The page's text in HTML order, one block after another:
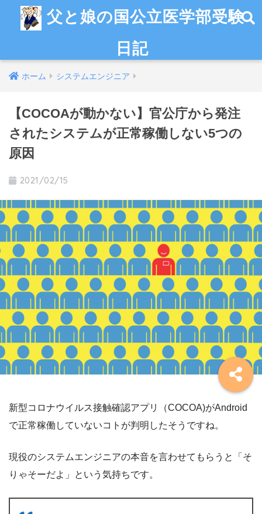
父と娘の国公立医学部受験
日記
ホーム システムエンジニア
【COCOAが動かない】官公庁から発注
されたシステムが正常稼働しない5つの
原因
2021/02/15
新型コロナウイルス接触確認アプリ（COCOA)がAndroid
で正常稼働していないコトが判明したそうですね。
現役のシステムエンジニアの本音を言わせてもらうと「そ
りゃそーだよ」という気持ちです。